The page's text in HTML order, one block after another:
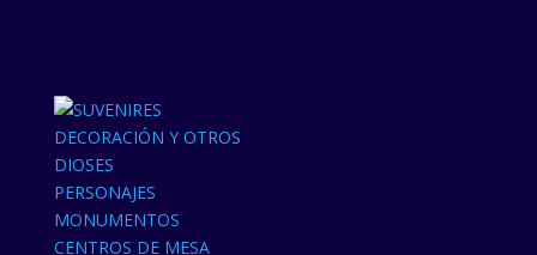
DECORACIÓN Y OTROS
DIOSES
PERSONAJES
MONUMENTOS
CENTROS DE MESA